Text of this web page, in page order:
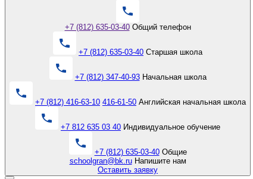
+7 (812) 635-03-40 Общий телефон
+7 (812) 635-03-40 Старшая школа
+7 (812) 347-40-93 Начальная школа
+7 (812) 416-63-10 416-61-50 Английская начальная школа
+7 812 635 03 40 Индивидуальное обучение
+7 (812) 635-03-40 Общие
schoolgran@bk.ru Напишите нам
Оставить заявку